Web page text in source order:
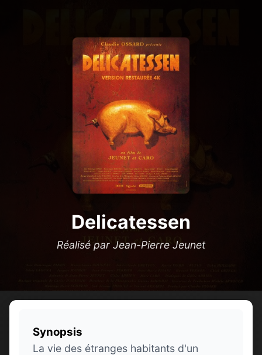
Delicatessen
Réalisé par Jean-Pierre Jeunet
Synopsis
La vie des étranges habitants d'un